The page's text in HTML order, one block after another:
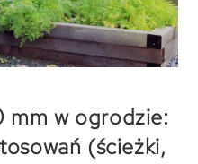
mm w ogrodzie:
(ścieżki,